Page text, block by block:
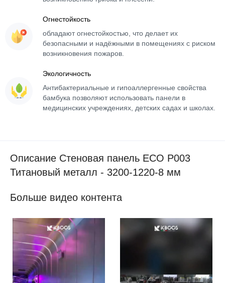
Огнестойкость
обладают огнестойкостью, что делает их
безопасными и надёжными в помещениях с риском
возникновения пожаров.
Экологичность
Антибактериальные и гипоаллергенные свойства
бамбука позволяют использовать панели в
медицинских учреждениях, детских садах и школах.
Описание Стеновая панель ECO P003
Титановый металл - 3200-1220-8 мм
Больше видео контента